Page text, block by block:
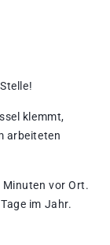
klemmt,
arbeiteten
vor Ort.
im Jahr.